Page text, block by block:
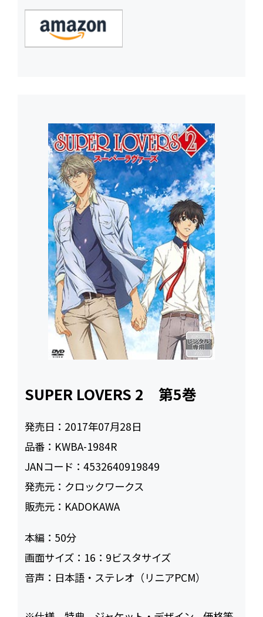
SUPER LOVERS 2 第5巻
発売日： 2017年07月28日
品番： KWBA-1984R
JANコード：4532640919849
発売元： クロックワークス
販売元： KADOKAWA
本編： 50
画面サイズ： 16：9ビスタサイズ
音声： 日本語・ステレオ（リニアPCM）